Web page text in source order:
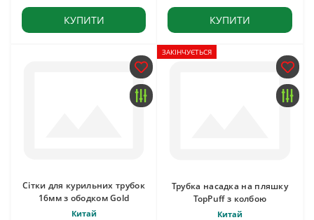
КУПИТИ КУПИТИ
Сітки для курильних трубок
16мм з ободком Gold
Китай
ЗАКІНЧУЄТЬСЯ
Трубка насадка на пляшку
TopPuff з колбою
Китай